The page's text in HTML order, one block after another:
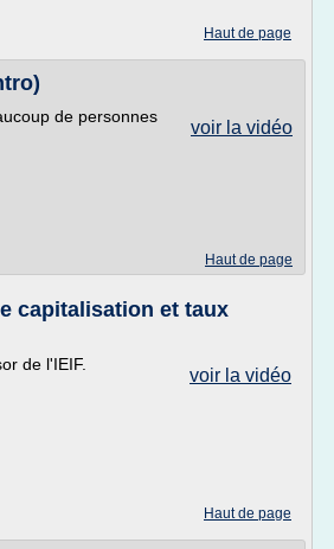
Haut de page
voir la vidéo
de personnes
Haut de page
capitalisation et taux
voir la vidéo
de l'IEIF.
Haut de page